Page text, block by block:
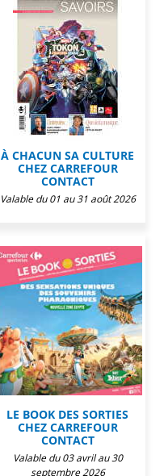
À CHACUN SA CULTURE
CHEZ CARREFOUR
CONTACT
Valable du 01 au 31 août 2026
LE BOOK DES SORTIES
CHEZ CARREFOUR
CONTACT
Valable du 03 avril au 30
septembre 2026